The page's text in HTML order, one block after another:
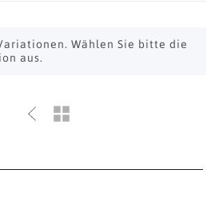
Wählen Sie bitte die
aus.